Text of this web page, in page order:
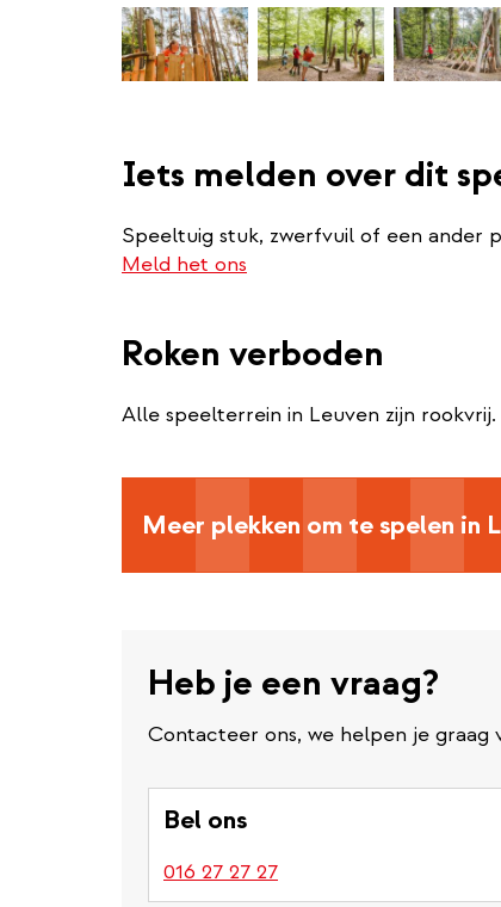
Iets melden over dit
Speeltuig stuk, zwerfvuil of een ander
Meld het ons
Roken verboden
Alle speelterrein in Leuven zijn
Meer plekken om te spelen in
Heb je een vraag?
Contacteer ons, we helpen je graag
Bel ons
016 27 27 27